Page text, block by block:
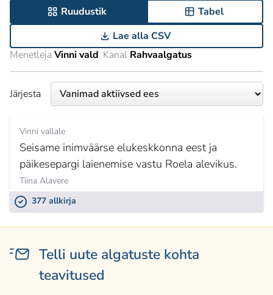
Ruudustik
Tabel
Lae alla CSV
Menetleja Vinni vald Kanal Rahvaalgatus
Järjesta
Vinni vallale
Seisame inimväärse elukeskkonna eest ja
päikesepargi laienemise vastu Roela alevikus.
Tiina Alavere
377 allkirja
Telli uute algatuste kohta
teavitused